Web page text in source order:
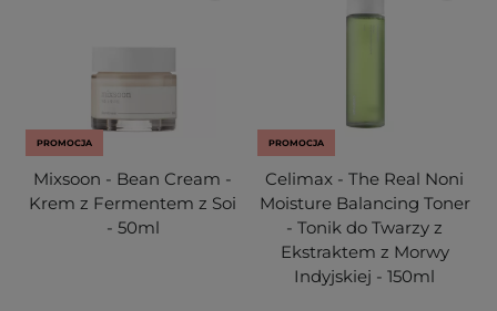
PROMOCJA
Mixsoon - Bean Cream -
Krem z Fermentem z Soi
- 50ml
PROMOCJA
Celimax - The Real Noni
Moisture Balancing Toner
- Tonik do Twarzy z
Ekstraktem z Morwy
Indyjskiej - 150ml